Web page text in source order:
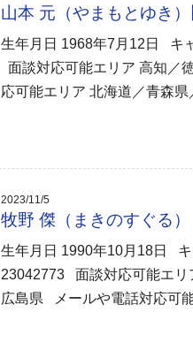
山本 元（やまもとゆき
生年月日 1968年7月12日 キ
面談対応可能エリア 高知／
応可能エリア 北海道／青森
2023/11/5
牧野 傑（まきのすぐる）
生年月日 1990年10月18日
23042773 面談対応可能エリ
広島県 メールや電話対応可